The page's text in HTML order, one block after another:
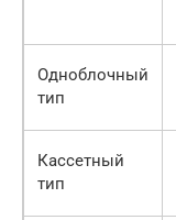
Одноблочный
тип
Кассетный
тип